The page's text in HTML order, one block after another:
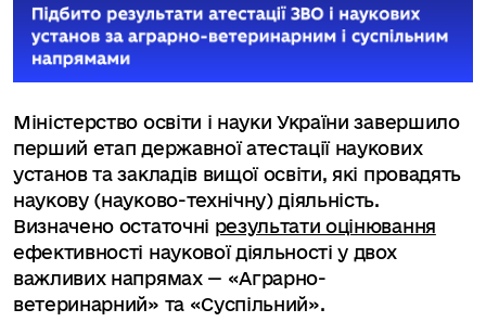
Міністерство освіти і науки України завершило
перший етап державної атестації наукових
установ та закладів вищої освіти, які провадять
наукову (науково-технічну) діяльність.
Визначено остаточні результати оцінювання
ефективності наукової діяльності у двох
важливих напрямах — «Аграрно-
ветеринарний» та «Суспільний».